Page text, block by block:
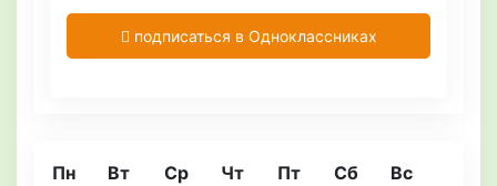
подписаться в Одноклассниках
Пн Вт Ср Чт Пт Сб Вс